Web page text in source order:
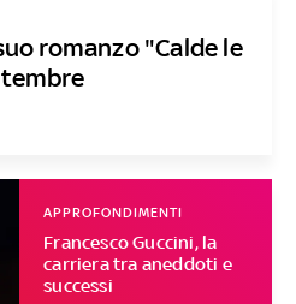
romanzo "Calde le
Francesco Guccini, la
carriera tra aneddoti e
successi
APPROFONDIMENTI